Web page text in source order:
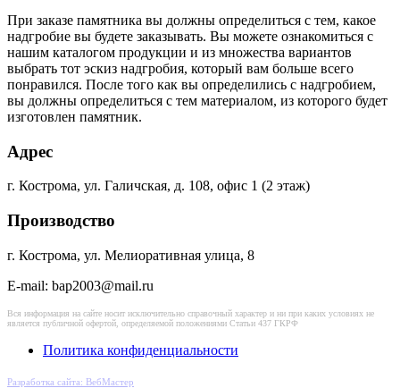
При заказе памятника вы должны определиться с тем, какое
надгробие вы будете заказывать. Вы можете ознакомиться с
нашим каталогом продукции и из множества вариантов
выбрать тот эскиз надгробия, который вам больше всего
понравился. После того как вы определились с надгробием,
вы должны определиться с тем материалом, из которого будет
изготовлен памятник.
Адрес
г. Кострома, ул. Галичская, д. 108, офис 1 (2 этаж)
Производство
г. Кострома, ул. Мелиоративная улица, 8
E-mail: bap2003@mail.ru
Вся информация на сайте носит исключительно справочный характер и ни при каких условиях не
является публичной офертой, определяемой положениями Статьи 437 ГКРФ
Политика конфиденциальности
Разработка сайта: ВебМастер